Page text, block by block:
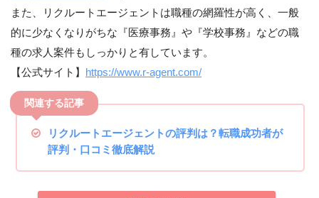
また、リクルートエージェントは職種の網羅性が高く、一般
的に少なくなりがちな『医療事務』や『学校事務』などの職
種の求人案件もしっかりと有しています。
【公式サイト】 https://www.r-agent.com/
リクルートエージェントの評判は？転職成功者が
評判・口コミ徹底解説